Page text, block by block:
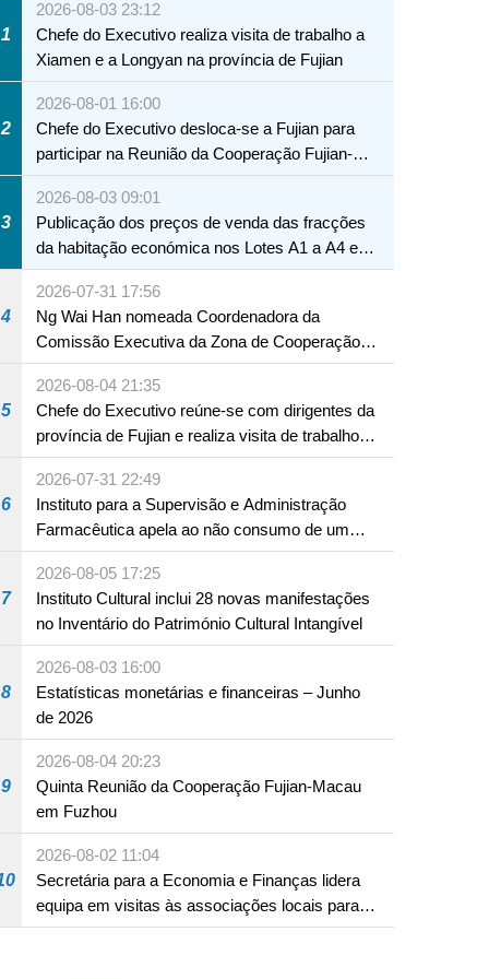
1
2026-08-03 23:12
Chefe do Executivo realiza visita de trabalho a
Xiamen e a Longyan na província de Fujian
2
2026-08-01 16:00
Chefe do Executivo desloca-se a Fujian para
participar na Reunião da Cooperação Fujian-
Macau
3
2026-08-03 09:01
Publicação dos preços de venda das fracções
da habitação económica nos Lotes A1 a A4 e
A12 da Zona A dos Novos Aterros
4
2026-07-31 17:56
Ng Wai Han nomeada Coordenadora da
Comissão Executiva da Zona de Cooperação
Aprofundada entre Guangdong e Macau em
Hengqin
5
2026-08-04 21:35
Chefe do Executivo reúne-se com dirigentes da
província de Fujian e realiza visita de trabalho
em Fuzhou
6
2026-07-31 22:49
Instituto para a Supervisão e Administração
Farmacêutica apela ao não consumo de um
produto com substâncias medicamentosas
ocidentais
7
2026-08-05 17:25
Instituto Cultural inclui 28 novas manifestações
no Inventário do Património Cultural Intangível
8
2026-08-03 16:00
Estatísticas monetárias e financeiras – Junho
de 2026
9
2026-08-04 20:23
Quinta Reunião da Cooperação Fujian-Macau
em Fuzhou
2026-08-02 11:04
Secretária para a Economia e Finanças lidera
equipa em visitas às associações locais para
consolidar consensos e promover os trabalhos